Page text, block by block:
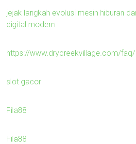
jejak langkah evolusi mesin hiburan
digital modern
https://www.drycreekvillage.com/faq/
slot gacor
Fila88
Fila88